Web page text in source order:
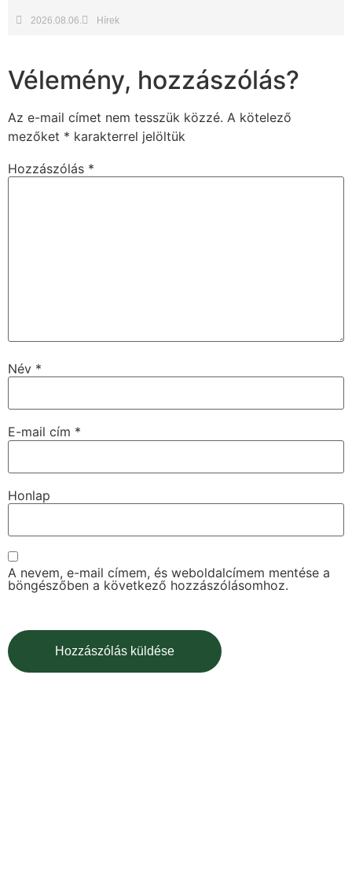
2026.08.06. Hírek
Vélemény, hozzászólás?
Az e-mail címet nem tesszük közzé. A kötelező
mezőket * karakterrel jelöltük
Hozzászólás *
Név *
E-mail cím *
Honlap
A nevem, e-mail címem, és weboldalcímem mentése a
böngészőben a következő hozzászólásomhoz.